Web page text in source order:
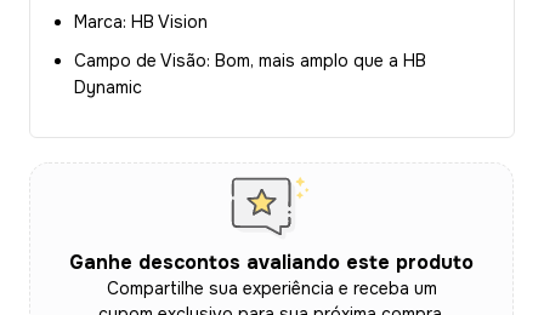
Marca: HB Vision
Campo de Visão: Bom, mais amplo que a HB
Dynamic
Ganhe descontos avaliando este produto
Compartilhe sua experiência e receba um